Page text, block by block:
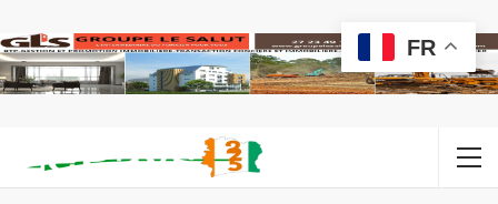
FR